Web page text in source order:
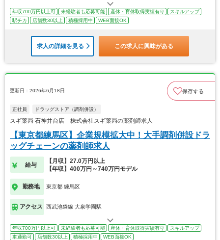
年収700万円以上可 未経験者も応募可能 産休・育休取得実績有り
スキルアップ
駅チカ
店舗数30以上 積極採用中 WEB面接OK
求人の詳細を見る この求人に興味がある
更新日：2026年6月18日 保存する
正社員 ドラッグストア（調剤併設）
スギ薬局 石神井台店 株式会社スギ薬局の薬剤師求人
【東京都練馬区】企業規模拡大中！大手調剤併設ドラ
ッグチェーンの薬剤師求人
給与
【月収】27.0万円以上
【年収】400万円～740万円モデル
勤務地 東京都 練馬区
アクセス 西武池袋線 大泉学園駅
年収700万円以上可 未経験者も応募可能 産休・育休取得実績有り
スキルアップ
車通勤可
店舗数30以上 積極採用中 WEB面接OK